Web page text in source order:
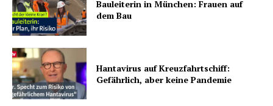
Bauleiterin in München: Frauen auf
dem Bau
Hantavirus auf Kreuzfahrtschiff:
Gefährlich, aber keine Pandemie